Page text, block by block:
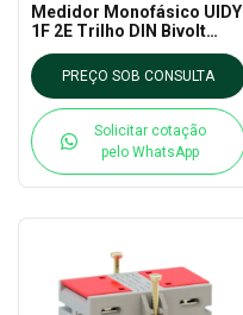
Medidor Monofásico UIDY
1F 2E Trilho DIN Bivolt
100A - DAP
PREÇO SOB CONSULTA
Solicitar cotação
pelo WhatsApp